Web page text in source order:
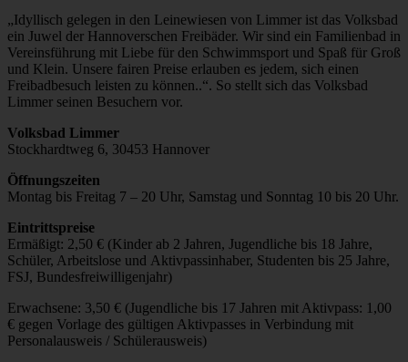
„Idyllisch gelegen in den Leinewiesen von Limmer ist das Volksbad
ein Juwel der Hannoverschen Freibäder. Wir sind ein Familienbad in
Vereinsführung mit Liebe für den Schwimmsport und Spaß für Groß
und Klein. Unsere fairen Preise erlauben es jedem, sich einen
Freibadbesuch leisten zu können..“. So stellt sich das Volksbad
Limmer seinen Besuchern vor.
Volksbad Limmer
Stockhardtweg 6, 30453 Hannover
Öffnungszeiten
Montag bis Freitag 7 – 20 Uhr, Samstag und Sonntag 10 bis 20 Uhr.
Eintrittspreise
Ermäßigt: 2,50 € (Kinder ab 2 Jahren, Jugendliche bis 18 Jahre,
Schüler, Arbeitslose und Aktivpassinhaber, Studenten bis 25 Jahre,
FSJ, Bundesfreiwilligenjahr)
Erwachsene: 3,50 € (Jugendliche bis 17 Jahren mit Aktivpass: 1,00
€ gegen Vorlage des gültigen Aktivpasses in Verbindung mit
Personalausweis / Schülerausweis)